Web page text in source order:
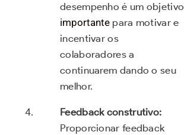
desempenho é um objetivo
importante para motivar e
incentivar os
colaboradores a
continuarem dando o seu
melhor.
Feedback construtivo:
Proporcionar feedback